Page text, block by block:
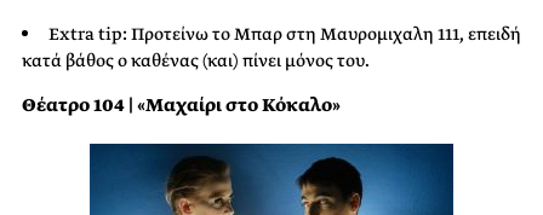
Extra tip: Προτείνω το Μπαρ στη Μαυρομιχαλη 111, επειδή
κατά βάθος ο καθένας (και) πίνει μόνος του.
Θέατρο 104 | «Μαχαίρι στο Κόκαλο»